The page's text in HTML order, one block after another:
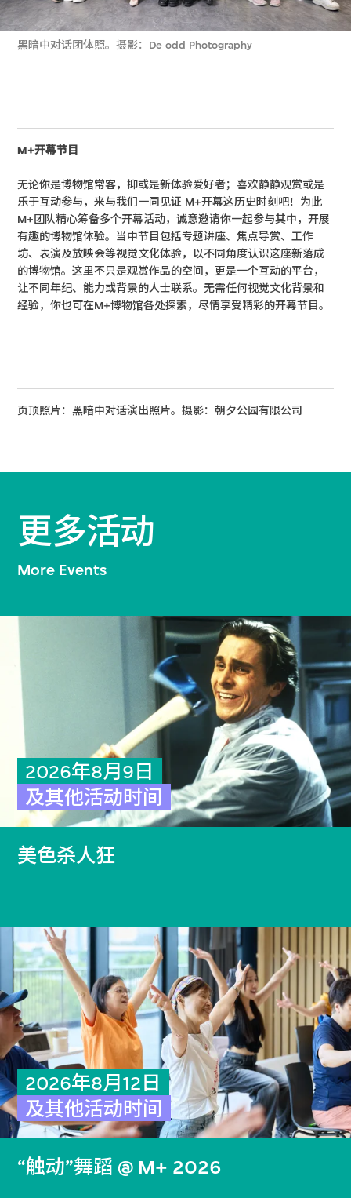
黑暗中对话团体照。摄影：De odd Photography
M+开幕节目
无论你是博物馆常客，抑或是新体验爱好者；喜欢静静观赏或是
乐于互动参与，来与我们一同见证 M+开幕这历史时刻吧！为此
M+团队精心筹备多个开幕活动，诚意邀请你一起参与其中，开展
有趣的博物馆体验。当中节目包括专题讲座、焦点导赏、工作
坊、表演及放映会等视觉文化体验，以不同角度认识这座新落成
的博物馆。这里不只是观赏作品的空间，更是一个互动的平台，
让不同年纪、能力或背景的人士联系。无需任何视觉文化背景和
经验，你也可在M+博物馆各处探索，尽情享受精彩的开幕节目。
页顶照片：黑暗中对话演出照片。摄影：朝夕公园有限公司
更多活动
More Events
2026年8月9日
及其他活动时间
美色杀人狂
2026年8月12日
及其他活动时间
“触动”舞蹈 @ M+ 2026